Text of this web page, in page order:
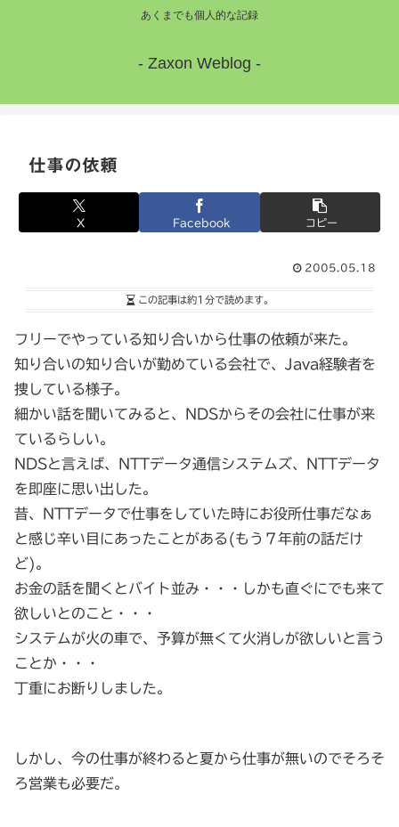
あくまでも個人的な記録
- Zaxon Weblog -
仕事の依頼
X Facebook コピー
2005.05.18
この記事は約1分で読めます。
フリーでやっている知り合いから仕事の依頼が来た。
知り合いの知り合いが勤めている会社で、Java経験者を
捜している様子。
細かい話を聞いてみると、NDSからその会社に仕事が来
ているらしい。
NDSと言えば、NTTデータ通信システムズ、NTTデータ
を即座に思い出した。
昔、NTTデータで仕事をしていた時にお役所仕事だなぁ
と感じ辛い目にあったことがある(もう７年前の話だけ
ど)。
お金の話を聞くとバイト並み・・・しかも直ぐにでも来て
欲しいとのこと・・・
システムが火の車で、予算が無くて火消しが欲しいと言う
ことか・・・
丁重にお断りしました。
しかし、今の仕事が終わると夏から仕事が無いのでそろそ
ろ営業も必要だ。